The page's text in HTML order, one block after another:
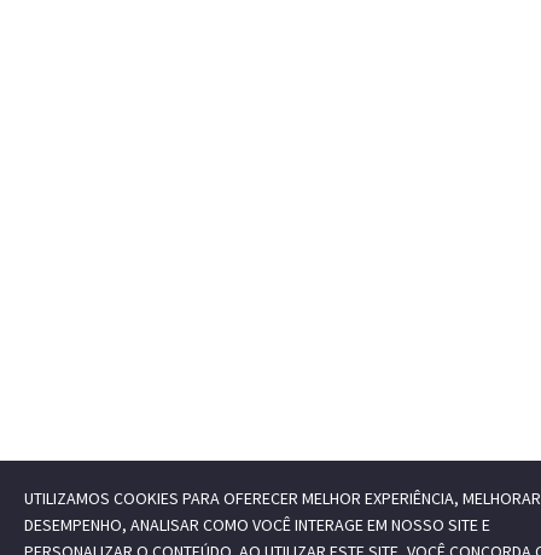
UTILIZAMOS COOKIES PARA OFERECER MELHOR EXPERIÊNCIA,
DESEMPENHO, ANALISAR COMO VOCÊ INTERAGE EM NOSSO SITE E